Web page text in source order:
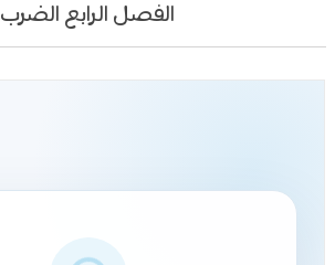
الفصل الرابع الضرب